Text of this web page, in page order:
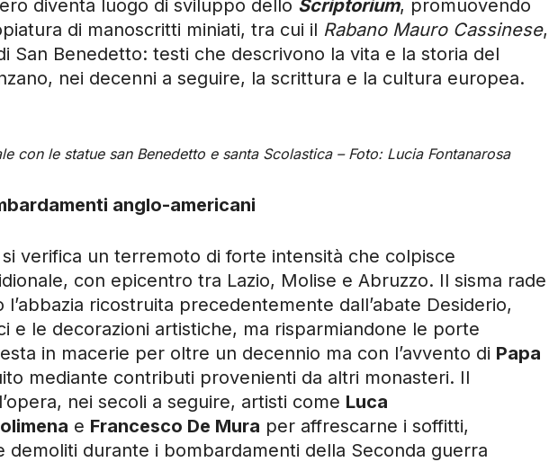
diventa luogo di sviluppo dello Scriptorium, promuovendo
di manoscritti miniati, tra cui il Rabano Mauro Cassinese,
San Benedetto: testi che descrivono la vita e la storia del
nei decenni a seguire, la scrittura e la cultura europea.
con le statue san Benedetto e santa Scolastica – Foto: Lucia Fontanarosa
anglo-americani
si verifica un terremoto di forte intensità che colpisce
con epicentro tra Lazio, Molise e Abruzzo. Il sisma rade
ricostruita precedentemente dall’abate Desiderio,
e le decorazioni artistiche, ma risparmiandone le porte
in macerie per oltre un decennio ma con l’avvento di Papa
mediante contributi provenienti da altri monasteri. Il
nei secoli a seguire, artisti come Luca
e Francesco De Mura per affrescarne i soffitti,
durante i bombardamenti della Seconda guerra